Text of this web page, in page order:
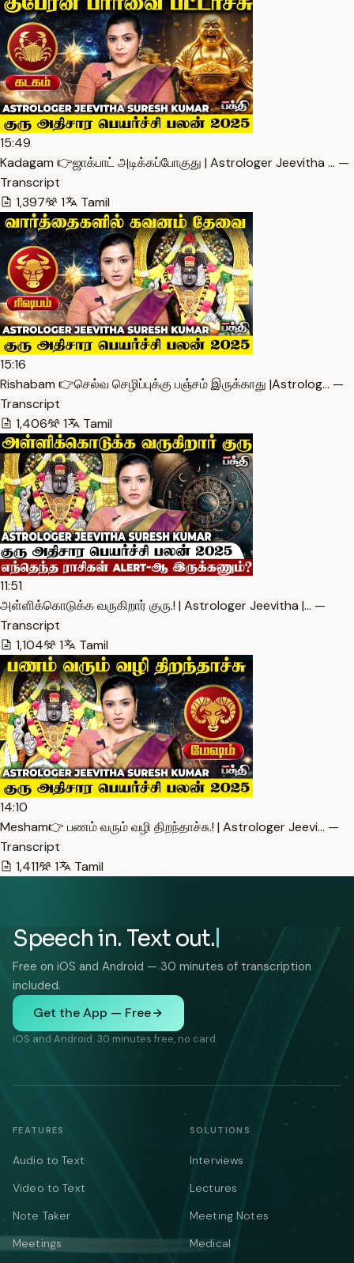
15:49
Kadagam 👉ஜாக்பாட் அடிக்கப்போகுது | Astrologer Jeevitha … —
Transcript
1,397
1 Tamil
15:16
Rishabam 👉செல்வ செழிப்புக்கு பஞ்சம் இருக்காது |Astrolog… —
Transcript
1,406
1 Tamil
11:51
அள்ளிக்கொடுக்க வருகிறார் குரு.! | Astrologer Jeevitha |… —
Transcript
1,104
1 Tamil
14:10
Mesham👉 பணம் வரும் வழி திறந்தாச்சு.! | Astrologer Jeevi… —
Transcript
1,411
1 Tamil
Speech in. Text out.
Free on iOS and Android — 30 minutes of transcription
included.
Get the App — Free
iOS and Android. 30 minutes free, no card.
FEATURES
Audio to Text
Video to Text
Note Taker
Meetings
SOLUTIONS
Interviews
Lectures
Meeting Notes
Medical